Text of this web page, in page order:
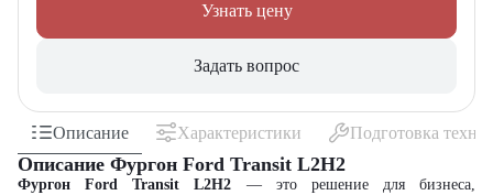
Узнать цену
Задать вопрос
Описание Характеристики Подготовка
Описание Фургон Ford Transit L2H2
Фургон Ford Transit L2H2 — это решение для бизнеса,